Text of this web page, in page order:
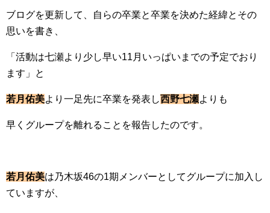
ブログを更新して、自らの卒業と卒業を決めた経緯とその
思いを書き、
「活動は七瀬より少し早い11月いっぱいまでの予定でおり
ます」と
若月佑美より一足先に卒業を発表し西野七瀬よりも
早くグループを離れることを報告したのです。
若月佑美は乃木坂46の1期メンバーとしてグループに加入し
ていますが、